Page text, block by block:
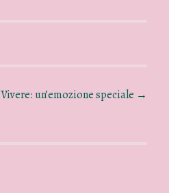
Vivere: un’emozione speciale →